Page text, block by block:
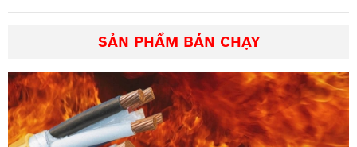
SẢN PHẨM BÁN CHẠY